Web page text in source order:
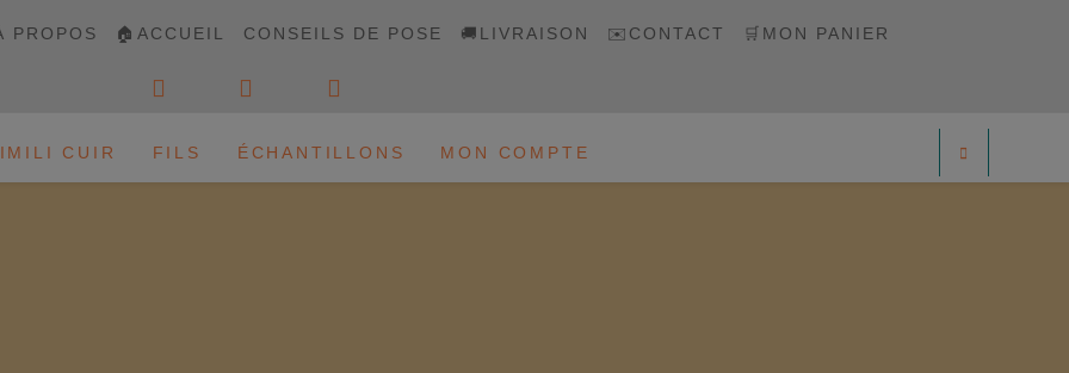
PROPOS 🏠ACCUEIL CONSEILS DE POSE 🚚LIVRAISON ✉️CONTACT 🛒MON PANIER
CUIR FILS ÉCHANTILLONS MON COMPTE